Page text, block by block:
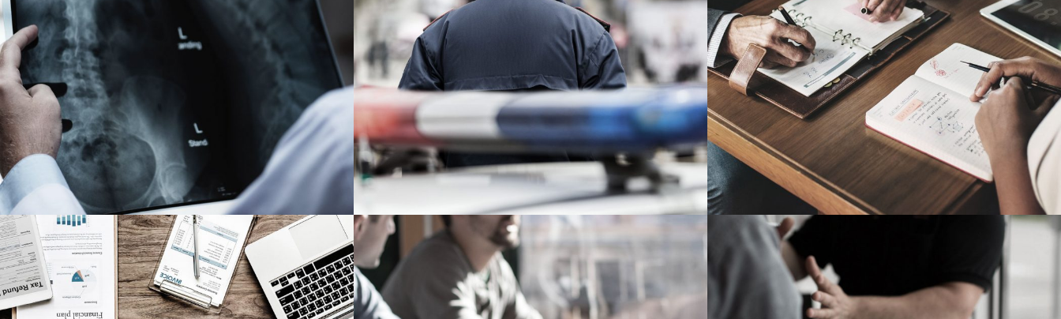
Making Sure It’s Closed Public Company Fraud Nighmare on Wall Street